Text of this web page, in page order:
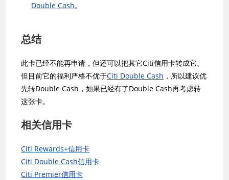
Double Cash。
总结
此卡已经不能再申请，但还可以把其它Citi信用卡转成它。
但目前它的福利严格不优于Citi Double Cash ，所以建议优
先转Double Cash，如果已经有了Double Cash再考虑转
这张卡。
相关信用卡
Citi Rewards+信用卡
Citi Double Cash信用卡
Citi Premier信用卡